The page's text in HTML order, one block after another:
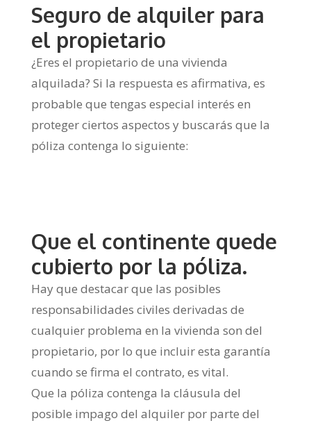
Seguro de alquiler para
el propietario
¿Eres el propietario de una vivienda
alquilada? Si la respuesta es afirmativa, es
probable que tengas especial interés en
proteger ciertos aspectos y buscarás que la
póliza contenga lo siguiente:
Que el continente quede
cubierto por la póliza.
Hay que destacar que las posibles
responsabilidades civiles derivadas de
cualquier problema en la vivienda son del
propietario, por lo que incluir esta garantía
cuando se firma el contrato, es vital.
Que la póliza contenga la cláusula del
posible impago del alquiler por parte del